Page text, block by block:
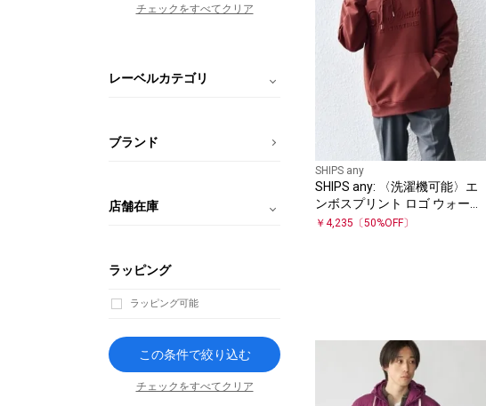
SHIPS any
SHIPS any: 〈洗濯機可能〉エ
ンボスプリント ロゴ ウォーム
プルオーバー パーカー◇
￥ 4,235 〔50%OFF〕
チェックをすべてクリア
レーベルカテゴリ
ブランド
店舗在庫
ラッピング
ラッピング可能
この条件で絞り込む
チェックをすべてクリア